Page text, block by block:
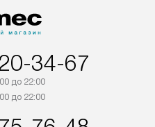
34-67
до 22:00
до 22:00